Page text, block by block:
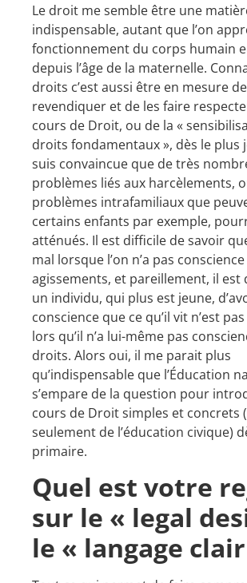
Le droit me semble être une
indispensable, autant que l’on
fonctionnement du corps humain
depuis l’âge de la maternelle.
droits c’est aussi être en mesure
revendiquer et de les faire
cours de Droit, ou de la «
droits fondamentaux », dès le plus
suis convaincue que de très
problèmes liés aux harcèlements,
problèmes intrafamiliaux que
certains enfants par exemple,
atténués. Il est difficile de savoir
mal lorsque l’on n’a pas
agissements, et pareillement, il
un individu, qui plus est jeune,
conscience que ce qu’il vit n’est
lors qu’il n’a lui-même pas
droits. Alors oui, il me parait plus
qu’indispensable que l’Éducation
s’empare de la question pour
cours de Droit simples et concrets
seulement de l’éducation civique)
primaire.
Quel est votre
sur le « legal
le « langage